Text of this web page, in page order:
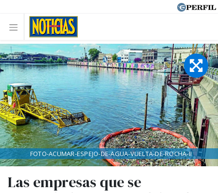
Las empresas que se
FOTO-ACUMAR-ESPEJO-DE-AGUA-VUELTA-DE-ROCHA-II